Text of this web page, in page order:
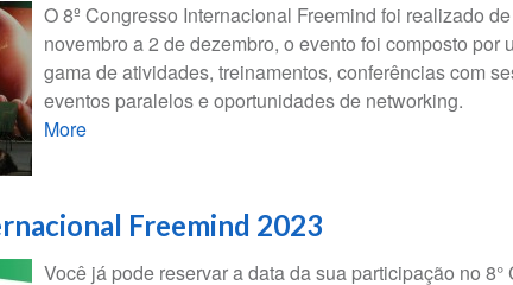
O 8º Congresso Internacional Freemind foi realizado
novembro a 2 de dezembro, o evento foi composto por
gama de atividades, treinamentos, conferências com
eventos paralelos e oportunidades de networking.
More
Freemind 2023
Você já pode reservar a data da sua participação no 8°